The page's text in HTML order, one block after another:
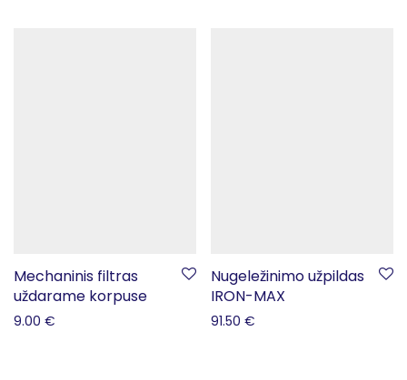
Mechaninis filtras
uždarame korpuse
9.00 €
Nugeležinimo užpildas
IRON-MAX
91.50 €